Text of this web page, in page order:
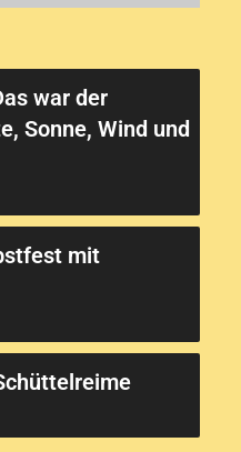
war der
Sonne, Wind und
mit